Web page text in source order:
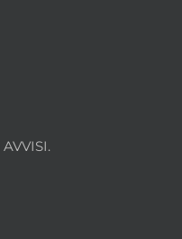
AVVISI.